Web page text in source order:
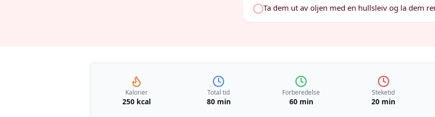
Ta dem ut av oljen med en hullsleiv og la dem
Kalorier
250 kcal
Total tid
80 min
Forberedelse
60 min
Steketid
20 min